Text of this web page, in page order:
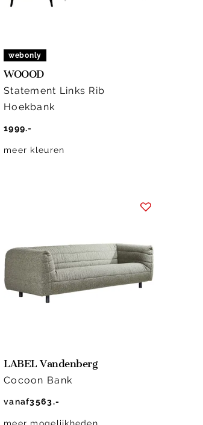
webonly
WOOOD
Statement Links Rib
Hoekbank
1999.-
meer kleuren
LABEL Vandenberg
Cocoon Bank
vanaf3563.-
meer mogelijkheden